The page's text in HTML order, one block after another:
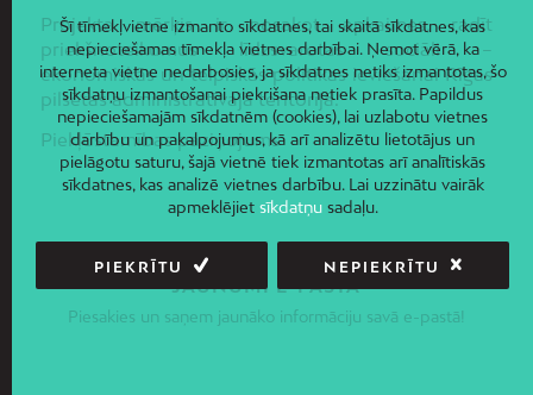
Projekta mērķis ir nosakot apkaimes, radīt
priekšnoteikumus līdzsvarotas sociāli –
ekonomiskās un telpiskās politikas ieviešanai Rīgas
pilsētas administratīvajā teritorijā.
Piekļūstamības paziņojums
JAUNUMI E-PASTĀ
Piesakies un saņem jaunāko informāciju savā e-pastā!
Šī tīmekļvietne izmanto sīkdatnes, tai skaitā sīkdatnes, kas
nepieciešamas tīmekļa vietnes darbībai. Ņemot vērā, ka
interneta vietne nedarbosies, ja sīkdatnes netiks izmantotas, šo
sīkdatņu izmantošanai piekrišana netiek prasīta. Papildus
nepieciešamajām sīkdatnēm (cookies), lai uzlabotu vietnes
darbību un pakalpojumus, kā arī analizētu lietotājus un
pielāgotu saturu, šajā vietnē tiek izmantotas arī analītiskās
sīkdatnes, kas analizē vietnes darbību. Lai uzzinātu vairāk
apmeklējiet sīkdatņusadaļu.
PIEKRĪTU NEPIEKRĪTU